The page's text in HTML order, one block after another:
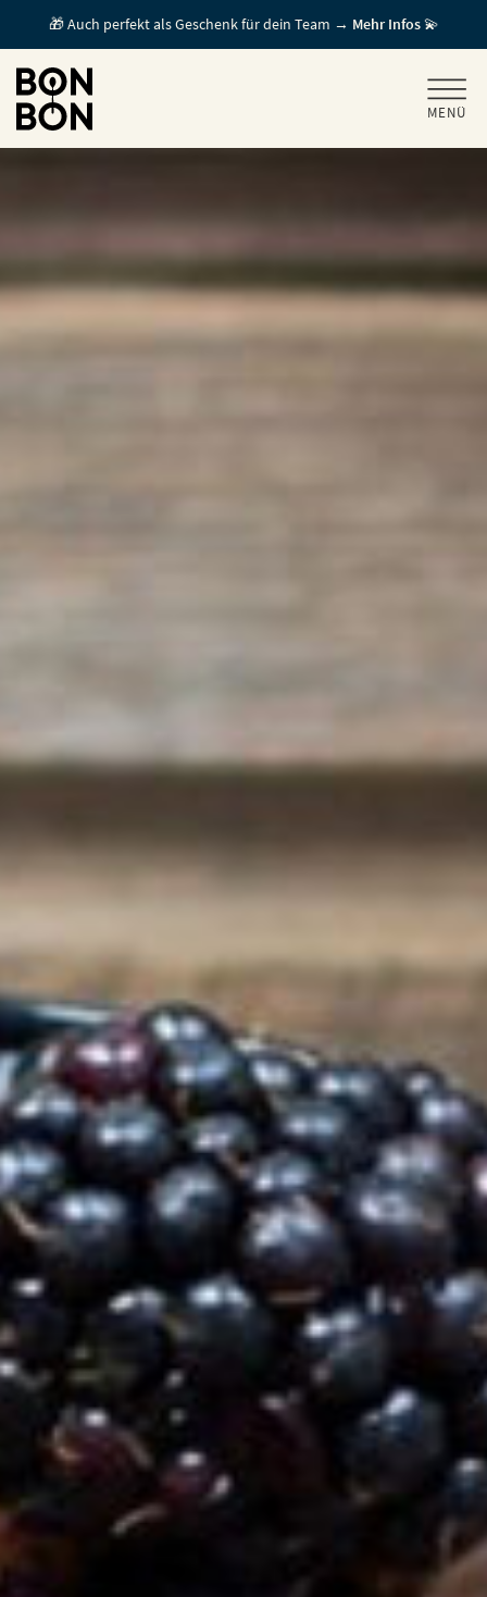
+
GESCHENKGUTSCHEINE
FÜR GASTRONOMEN
🎁 Auch perfekt als Geschenk für dein Team → Mehr Infos💫
MENÜ